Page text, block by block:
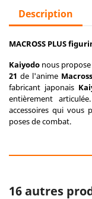
Description
MACROSS PLUS
Kaiyodo nous
21 de l'anime
fabricant japonais
entièrement
accessoires qui
poses de combat.
16 autres